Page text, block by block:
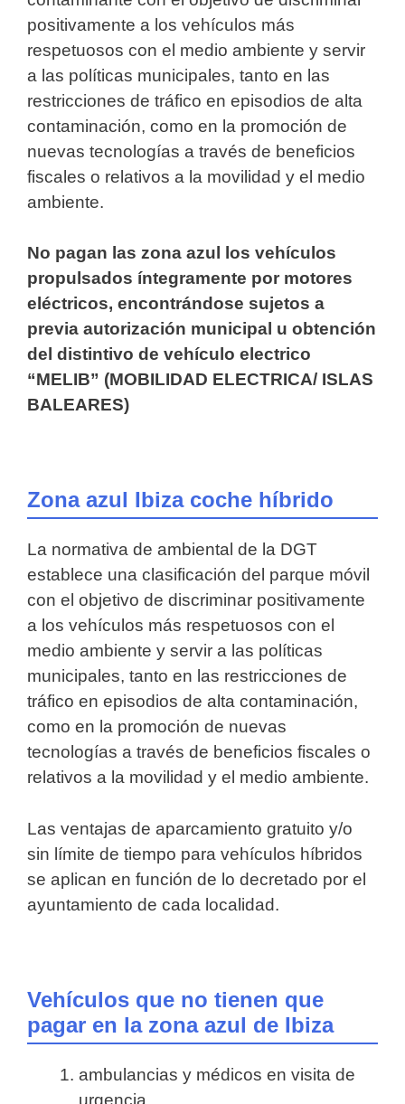
positivamente a los vehículos más
respetuosos con el medio ambiente y servir
a las políticas municipales, tanto en las
restricciones de tráfico en episodios de alta
contaminación, como en la promoción de
nuevas tecnologías a través de beneficios
fiscales o relativos a la movilidad y el medio
ambiente.
No pagan las zona azul los vehículos
propulsados íntegramente por motores
eléctricos, encontrándose sujetos a
previa autorización municipal u obtención
del distintivo de vehículo electrico
“MELIB” (MOBILIDAD ELECTRICA/ ISLAS
BALEARES)
Zona azul Ibiza coche híbrido
La normativa de ambiental de la DGT
establece una clasificación del parque móvil
con el objetivo de discriminar positivamente
a los vehículos más respetuosos con el
medio ambiente y servir a las políticas
municipales, tanto en las restricciones de
tráfico en episodios de alta contaminación,
como en la promoción de nuevas
tecnologías a través de beneficios fiscales o
relativos a la movilidad y el medio ambiente.
Las ventajas de aparcamiento gratuito y/o
sin límite de tiempo para vehículos híbridos
se aplican en función de lo decretado por el
ayuntamiento de cada localidad.
Vehículos que no tienen que
pagar en la zona azul de Ibiza
ambulancias y médicos en visita de
urgencia